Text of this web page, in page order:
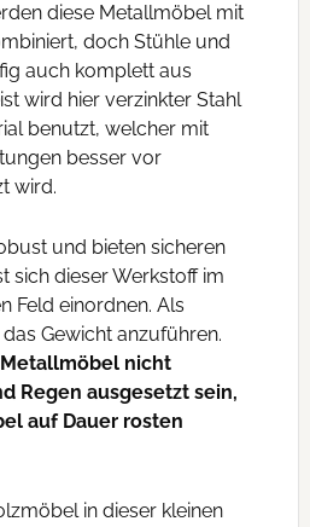
diese Metallmöbel mit
doch Stühle und
auch komplett aus
wird hier verzinkter Stahl
benutzt, welcher mit
besser vor
wird.
und bieten sicheren
sich dieser Werkstoff im
Feld einordnen. Als
Gewicht anzuführen.
nicht
Regen ausgesetzt sein,
auf Dauer rosten
in dieser kleinen